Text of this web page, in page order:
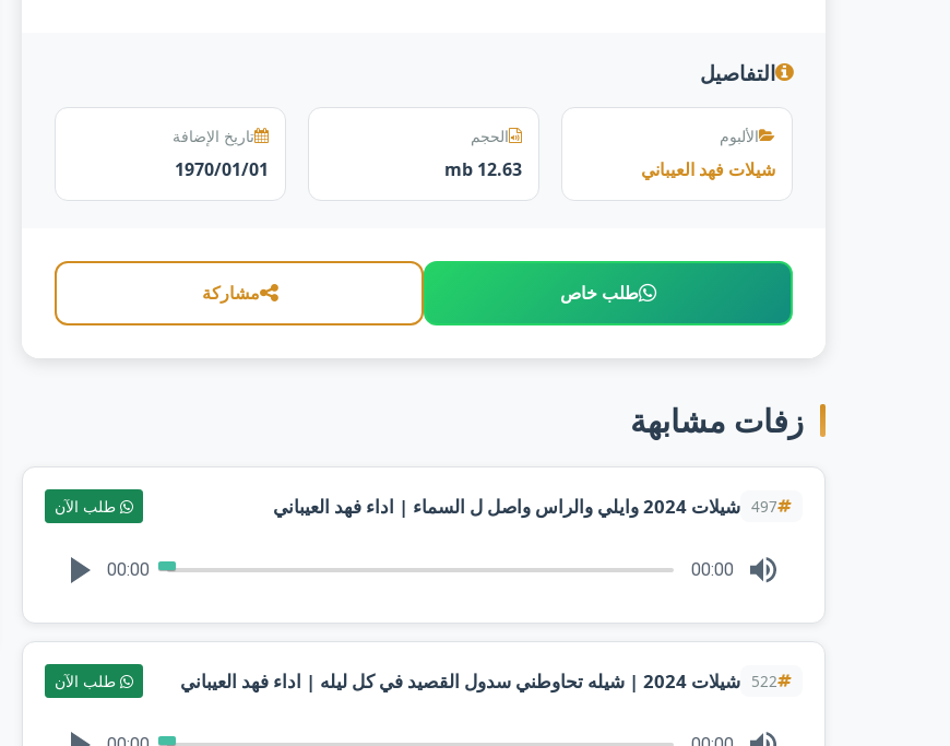
التفاصيل
الألبوم
شيلات فهد العيباني
الحجم
12.63 mb
تاريخ الإضافة
1970/01/01
طلب خاص مشاركة
زفات مشابهة
497 شيلات 2024 وايلي والراس واصل ل السماء | اداء فهد العيباني طلب الآن
00:00 00:00
522 شيلات 2024 | شيله تحاوطني سدول القصيد في كل ليله | اداء فهد العيباني طلب الآن